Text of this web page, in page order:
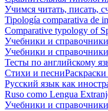
Учимся читать, писать,
Tipología comparativa de
Comparative typology of
Учебники и
Учебники и
Тесты по английскому
Стихи и песни
Русский язык как
Ruso como Lengua
Учебники и